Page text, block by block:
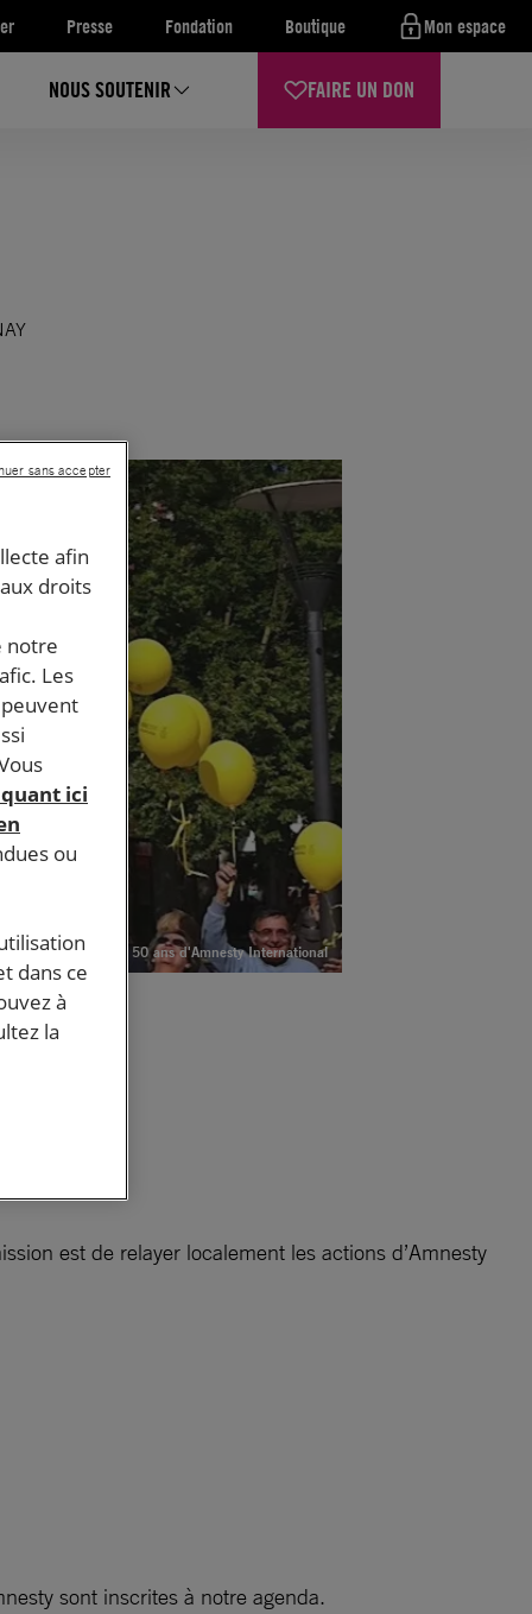
Presse Fondation Boutique Mon espace
NOUS SOUTENIR FAIRE UN DON
de ballons pour les 50 ans d'Amnesty International
est de relayer localement les actions d’Amnesty
sont inscrites à notre agenda.
afin
droits
notre
Les
ici
ou
dans ce
à
la
sans accepter